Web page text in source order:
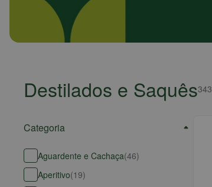
Destilados e Saquês343
Categoria
Aguardente e Cachaça(46)
Aperitivo(19)